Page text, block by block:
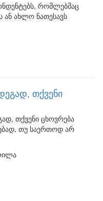
რომლებმაც
ან ახლო ნათესავს
თქვენი
თქვენი ცხოვრება
თუ საერთოდ არ